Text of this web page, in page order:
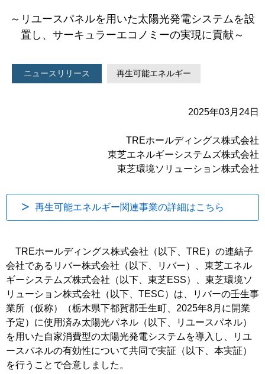
～リユースパネルを用いた太陽光発電システムを設
置し、サーキュラーエコノミーの実現に貢献～
ニュースリリース 再生可能エネルギー
2025年03月24日
TREホールディングス株式会社
東芝エネルギーシステムズ株式会社
東芝環境ソリューション株式会社
再生可能エネルギー関連事業の詳細はこちら
TREホールディングス株式会社（以下、TRE）の連結子
会社であるリバー株式会社（以下、リバー）、東芝エネル
ギーシステムズ株式会社（以下、東芝ESS）、東芝環境ソ
リューション株式会社（以下、TESC）は、リバーの壬生事
業所（仮称）（栃木県下都賀郡壬生町、2025年8月に開業
予定）に使用済み太陽光パネル（以下、リユースパネル）
を用いた自家消費型の太陽光発電システムを導入し、リユ
ースパネルの有効性について共同で実証（以下、本実証）
を行うことで合意しました。